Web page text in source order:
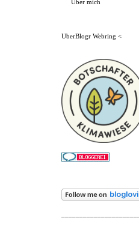
Über mich
UberBlogr Webring <